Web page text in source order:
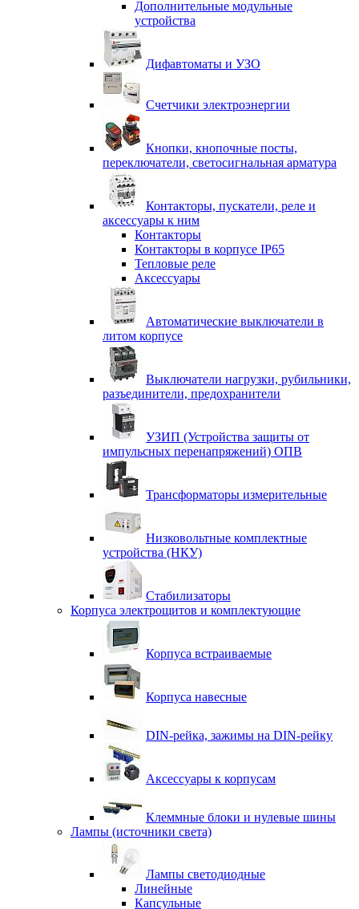
Дополнительные модульные
устройства
Дифавтоматы и УЗО
Счетчики электроэнергии
Кнопки, кнопочные посты,
переключатели, светосигнальная арматура
Контакторы, пускатели, реле и
аксессуары к ним
Контакторы
Контакторы в корпусе IP65
Тепловые реле
Аксессуары
Автоматические выключатели в
литом корпусе
Выключатели нагрузки, рубильники,
разъединители, предохранители
УЗИП (Устройства защиты от
импульсных перенапряжений) ОПВ
Трансформаторы измерительные
Низковольтные комплектные
устройства (НКУ)
Стабилизаторы
Корпуса электрощитов и комплектующие
Корпуса встраиваемые
Корпуса навесные
DIN-рейка, зажимы на DIN-рейку
Аксессуары к корпусам
Клеммные блоки и нулевые шины
Лампы (источники света)
Лампы светодиодные
Линейные
Капсульные